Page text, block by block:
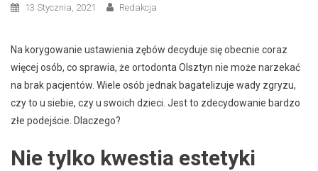
13 Stycznia, 2021 Redakcja
Na korygowanie ustawienia zębów decyduje się obecnie coraz
więcej osób, co sprawia, że ortodonta Olsztyn nie może narzekać
na brak pacjentów. Wiele osób jednak bagatelizuje wady zgryzu,
czy to u siebie, czy u swoich dzieci. Jest to zdecydowanie bardzo
złe podejście. Dlaczego?
Nie tylko kwestia estetyki